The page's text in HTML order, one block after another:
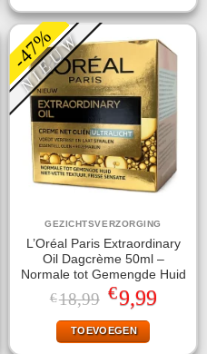
-47%
NIEUW
GEZICHTSVERZORGING
L’Oréal Paris Extraordinary
Oil Dagcrème 50ml –
Normale tot Gemengde Huid
€18,99 Oorspronkelijke
prijs
was:
€18,99.
€9,99Huidige
prijs
TOEVOEGEN